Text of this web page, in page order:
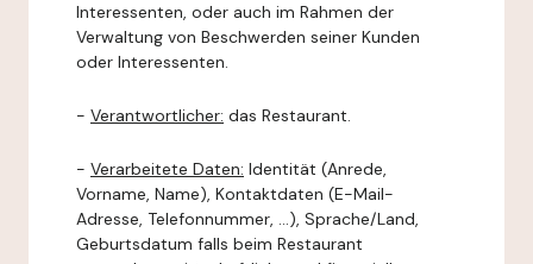
Interessenten, oder auch im Rahmen der
Verwaltung von Beschwerden seiner Kunden
oder Interessenten.
- Verantwortlicher: das Restaurant.
- Verarbeitete Daten: Identität (Anrede,
Vorname, Name), Kontaktdaten (E-Mail-
Adresse, Telefonnummer, ...), Sprache/Land,
Geburtsdatum falls beim Restaurant